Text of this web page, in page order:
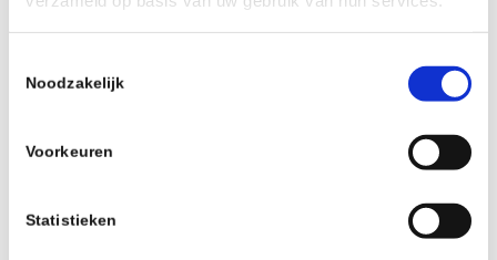
Noodzakelijk
Voorkeuren
Statistieken
Beglaubigt
nein
Aus welcher Sprache?